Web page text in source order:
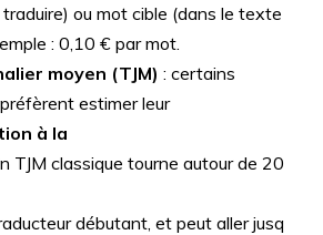
ou mot cible (dans le texte
: 0,10 € par mot.
moyen (TJM) : certains
estimer leur
à la
TJM classique tourne autour de 20
débutant, et peut aller jusq